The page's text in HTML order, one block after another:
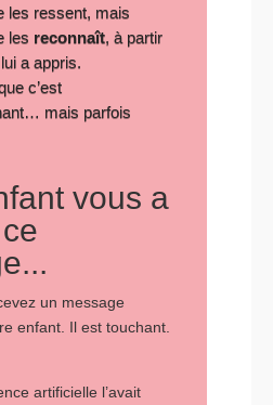
les ressent, mais
les reconnaît, à partir
a appris.
c’est
mais parfois
vous a
un message
enfant. Il est touchant.
artificielle l’avait